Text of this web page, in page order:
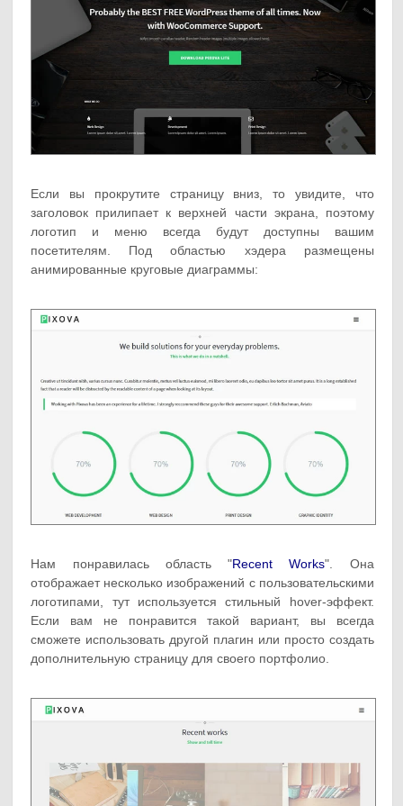
Если вы прокрутите страницу вниз, то увидите, что
заголовок прилипает к верхней части экрана, поэтому
логотип и меню всегда будут доступны вашим
посетителям. Под областью хэдера размещены
анимированные круговые диаграммы:
Нам понравилась область "Recent Works". Она
отображает несколько изображений с пользовательскими
логотипами, тут используется стильный hover-эффект.
Если вам не понравится такой вариант, вы всегда
сможете использовать другой плагин или просто создать
дополнительную страницу для своего портфолио.